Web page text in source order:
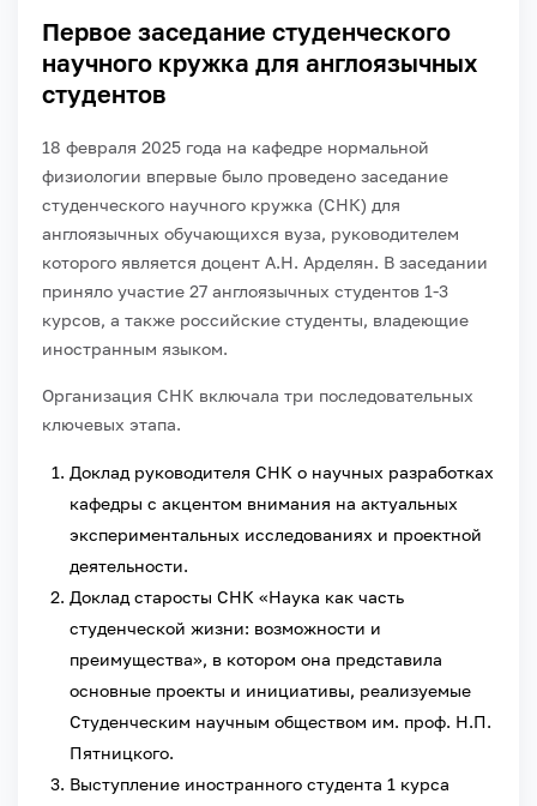
Первое заседание студенческого
научного кружка для англоязычных
студентов
18 февраля 2025 года на кафедре нормальной
физиологии впервые было проведено заседание
студенческого научного кружка (СНК) для
англоязычных обучающихся вуза, руководителем
которого является доцент А.Н. Арделян. В заседании
приняло участие 27 англоязычных студентов 1-3
курсов, а также российские студенты, владеющие
иностранным языком.
Организация СНК включала три последовательных
ключевых этапа.
Доклад руководителя СНК о научных разработках
кафедры с акцентом внимания на актуальных
экспериментальных исследованиях и проектной
деятельности.
Доклад старосты СНК «Наука как часть
студенческой жизни: возможности и
преимущества», в котором она представила
основные проекты и инициативы, реализуемые
Студенческим научным обществом им. проф. Н.П.
Пятницкого.
Выступление иностранного студента 1 курса